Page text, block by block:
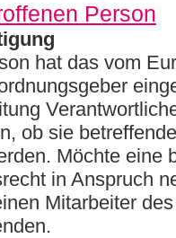
Person
hat das vom
ob sie
Möchte eine
in Anspruch
Mitarbeiter